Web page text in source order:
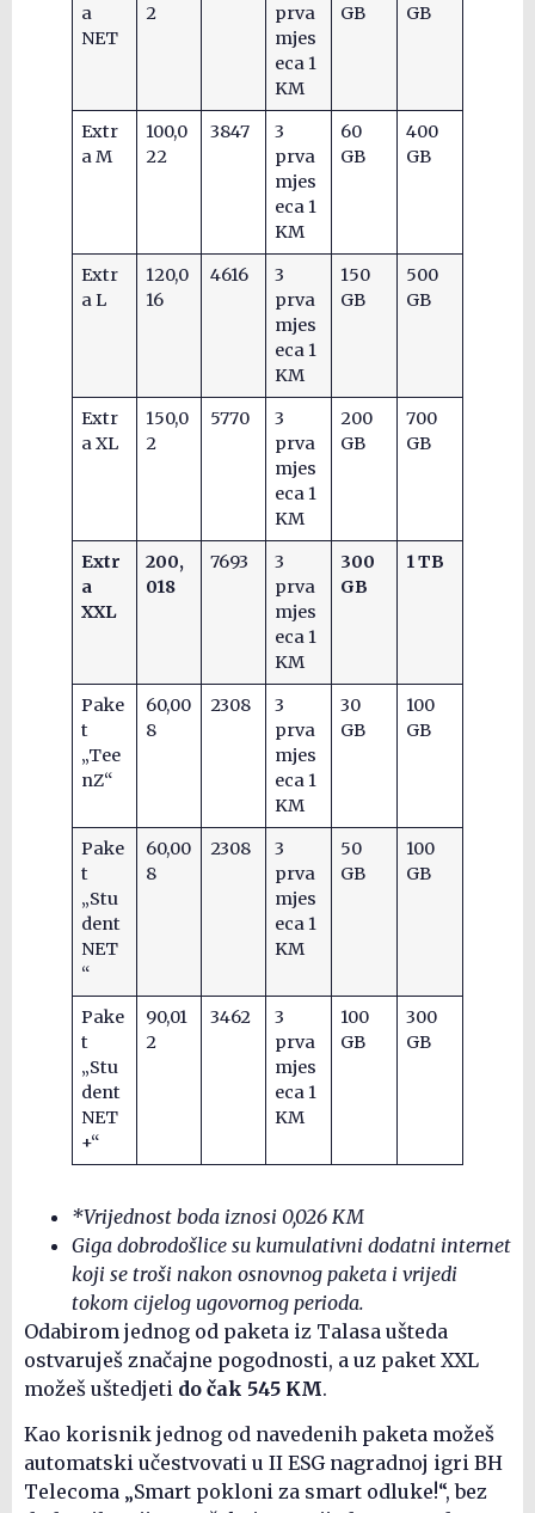
a
NET
2
prva
mjes
eca 1
KM
GB
GB
Extr
a M
100,0
22
3847
3
prva
mjes
eca 1
KM
60
GB
400
GB
Extr
a L
120,0
16
4616
3
prva
mjes
eca 1
KM
150
GB
500
GB
Extr
a XL
150,0
2
5770
3
prva
mjes
eca 1
KM
200
GB
700
GB
Extr
a
XXL
200,
018
7693
3
prva
mjes
eca 1
KM
300
GB
1 TB
Pake
t
„Tee
nZ“
60,00
8
2308
3
prva
mjes
eca 1
KM
30
GB
100
GB
Pake
t
„Stu
dent
NET
“
60,00
8
2308
3
prva
mjes
eca 1
KM
50
GB
100
GB
Pake
t
„Stu
dent
NET
+“
90,01
2
3462
3
prva
mjes
eca 1
KM
100
GB
300
GB
*Vrijednost boda iznosi 0,026 KM
Giga dobrodošlice su kumulativni dodatni internet
koji se troši nakon osnovnog paketa i vrijedi
tokom cijelog ugovornog perioda.
Odabirom jednog od paketa iz Talasa ušteda
ostvaruješ značajne pogodnosti, a uz paket XXL
možeš uštedjeti do čak 545 KM.
Kao korisnik jednog od navedenih paketa možeš
automatski učestvovati u II ESG nagradnoj igri BH
Telecoma „Smart pokloni za smart odluke!“, bez